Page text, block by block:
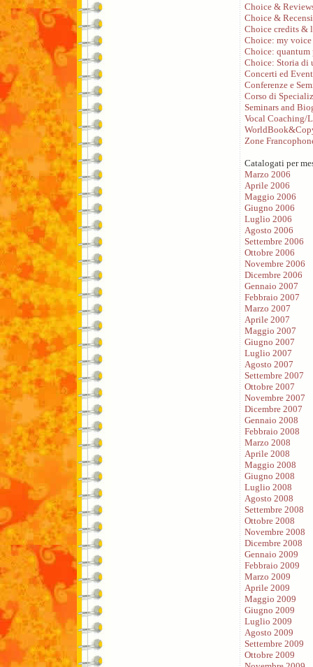
Choice &
Choice &
Choice credits &
Choice: my
Choice: quantum
Choice: Storia di
Concerti ed
Conferenze e
Corso di
Seminars and
Vocal Coaching/
Zone
Catalogati per
Marzo 2006
Aprile 2006
Maggio 2006
Giugno 2006
Luglio 2006
Agosto 2006
Settembre 2006
Ottobre 2006
Novembre 2006
Dicembre 2006
Gennaio 2007
Febbraio 2007
Marzo 2007
Aprile 2007
Maggio 2007
Giugno 2007
Luglio 2007
Agosto 2007
Settembre 2007
Ottobre 2007
Novembre 2007
Dicembre 2007
Gennaio 2008
Febbraio 2008
Marzo 2008
Aprile 2008
Maggio 2008
Giugno 2008
Luglio 2008
Agosto 2008
Settembre 2008
Ottobre 2008
Novembre 2008
Dicembre 2008
Gennaio 2009
Febbraio 2009
Marzo 2009
Aprile 2009
Maggio 2009
Giugno 2009
Luglio 2009
Agosto 2009
Settembre 2009
Ottobre 2009